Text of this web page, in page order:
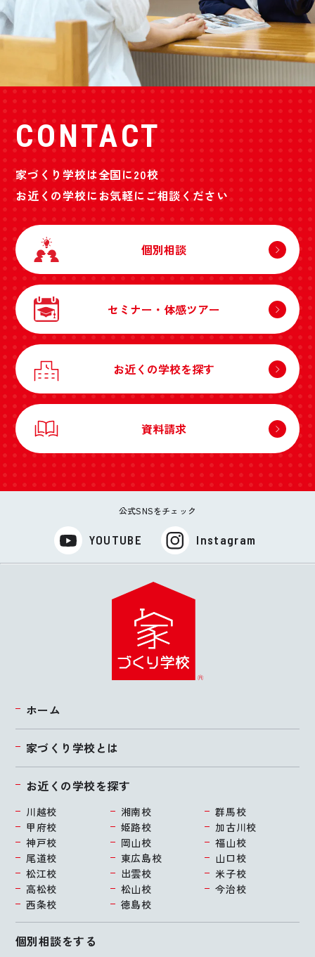
CONTACT
家づくり学校は全国に20校
お近くの学校にお気軽にご相談ください
個別相談
セミナー・体感ツアー
お近くの学校を探す
資料請求
公式SNSをチェック
YOUTUBE Instagram
ホーム
家づくり学校とは
個別相談をする
お近くの学校を探す
川越校 湘南校
群馬校
甲府校
姫路校
加古川校
神戸校
岡山校
福山校
尾道校
東広島校
山口校
松江校
出雲校
米子校
高松校
松山校
今治校
西条校
徳島校